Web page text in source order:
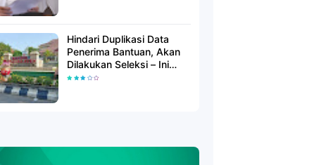
Hindari Duplikasi Data
Penerima Bantuan, Akan
Dilakukan Seleksi – Ini
Penjelasanya